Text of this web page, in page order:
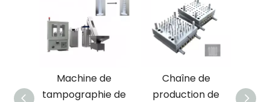
de
Machine de
tampographie de
Chaîne de
production de